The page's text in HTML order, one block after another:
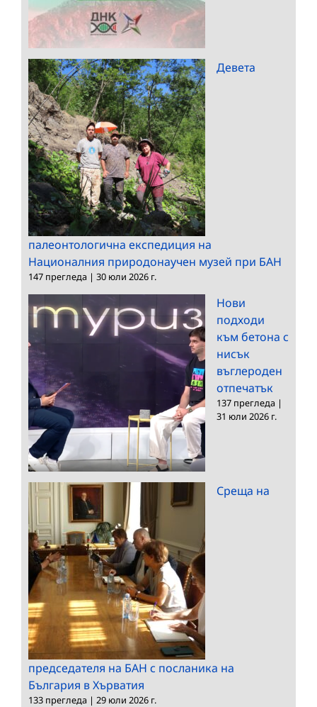
Девета
палеонтологична експедиция на
Националния природонаучен музей при БАН
147 прегледа | 30 юли 2026 г.
Нови
подходи
към бетона с
нисък
въглероден
отпечатък
137 прегледа |
31 юли 2026 г.
Среща на
председателя на БАН с посланика на
България в Хърватия
133 прегледа | 29 юли 2026 г.